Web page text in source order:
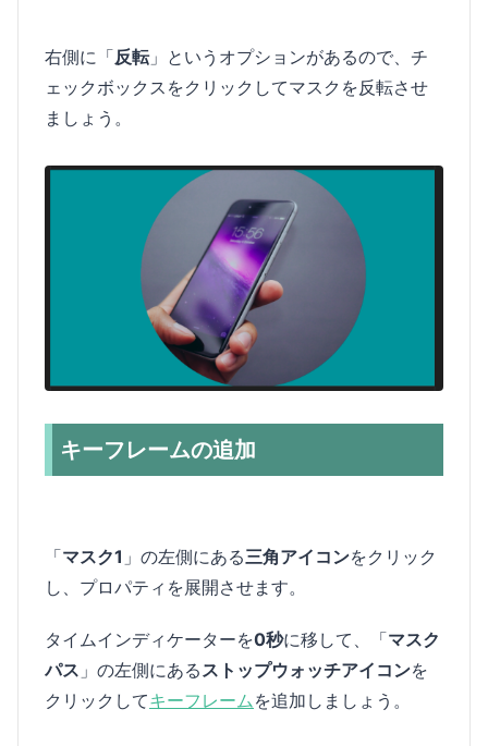
右側に「反転」というオプションがあるので、チ
ェックボックスをクリックしてマスクを反転させ
ましょう。
キーフレームの追加
「マスク1 」の左側にある三角アイコンをクリック
し、プロパティを展開させます。
タイムインディケーターを0秒に移して、「マスク
パス 」の左側にあるストップウォッチアイコンを
クリックしてキーフレームを追加しましょう。